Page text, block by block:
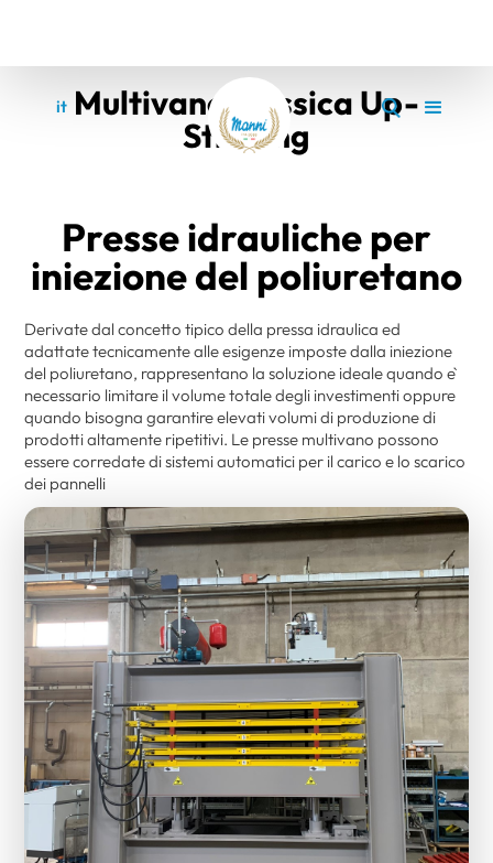
it en
Multivano classica Up-
Stroking
Presse idrauliche per
iniezione del poliuretano
Derivate dal concetto tipico della pressa idraulica ed
adattate tecnicamente alle esigenze imposte dalla iniezione
del poliuretano, rappresentano la soluzione ideale quando è
necessario limitare il volume totale degli investimenti oppure
quando bisogna garantire elevati volumi di produzione di
prodotti altamente ripetitivi. Le presse multivano possono
essere corredate di sistemi automatici per il carico e lo scarico
dei pannelli